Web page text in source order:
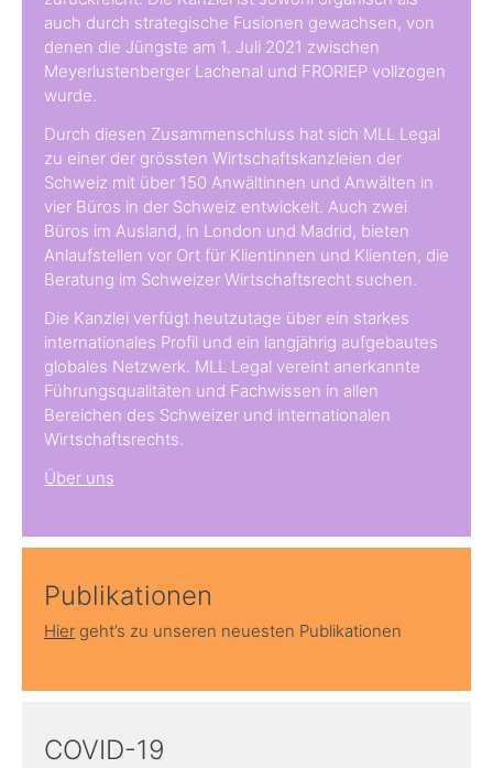
auch durch strategische Fusionen gewachsen, von
denen die Jüngste am 1. Juli 2021 zwischen
Meyerlustenberger Lachenal und FRORIEP vollzogen
wurde.
Durch diesen Zusammenschluss hat sich MLL Legal
zu einer der grössten Wirtschaftskanzleien der
Schweiz mit über 150 Anwältinnen und Anwälten in
vier Büros in der Schweiz entwickelt. Auch zwei
Büros im Ausland, in London und Madrid, bieten
Anlaufstellen vor Ort für Klientinnen und Klienten, die
Beratung im Schweizer Wirtschaftsrecht suchen.
Die Kanzlei verfügt heutzutage über ein starkes
internationales Profil und ein langjährig aufgebautes
globales Netzwerk. MLL Legal vereint anerkannte
Führungsqualitäten und Fachwissen in allen
Bereichen des Schweizer und internationalen
Wirtschaftsrechts.
Über uns
Publikationen
Hier geht’s zu unseren neuesten Publikationen
COVID-19